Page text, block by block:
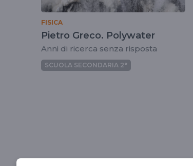
FISICA
Pietro Greco. Polywater
Anni di ricerca senza risposta
SCUOLA SECONDARIA 2°